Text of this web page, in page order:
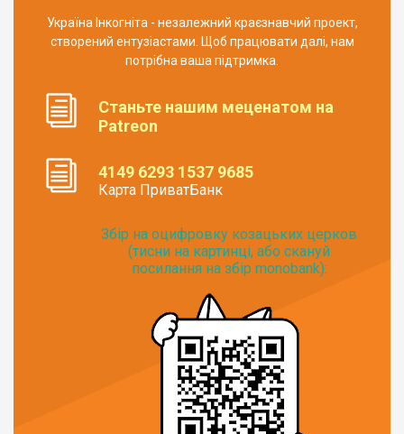
Україна Інкогніта - незалежний краєзнавчий проект,
створений ентузіастами. Щоб працювати далі, нам
потрібна ваша підтримка.
Станьте нашим меценатом на
Patreon
4149 6293 1537 9685
Карта ПриватБанк
Збір на оцифровку козацьких церков
(тисни на картинці, або скануй
посилання на збір monobank):